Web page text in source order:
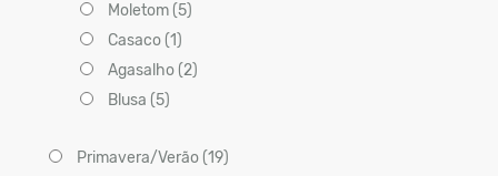
Moletom (5)
Casaco (1)
Agasalho (2)
Blusa (5)
Primavera/Verão (19)